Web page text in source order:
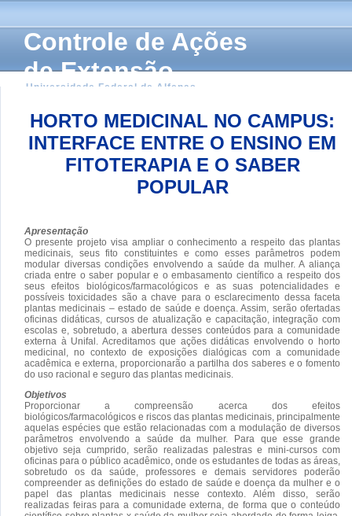
Controle de Ações
de Extensão
Universidade Federal de Alfenas
HORTO MEDICINAL NO CAMPUS:
INTERFACE ENTRE O ENSINO EM
FITOTERAPIA E O SABER
POPULAR
Apresentação
O presente projeto visa ampliar o conhecimento a respeito das plantas
medicinais, seus fito constituintes e como esses parâmetros podem
modular diversas condições envolvendo a saúde da mulher. A aliança
criada entre o saber popular e o embasamento científico a respeito dos
seus efeitos biológicos/farmacológicos e as suas potencialidades e
possíveis toxicidades são a chave para o esclarecimento dessa faceta
plantas medicinais – estado de saúde e doença. Assim, serão ofertadas
oficinas didáticas, cursos de atualização e capacitação, integração com
escolas e, sobretudo, a abertura desses conteúdos para a comunidade
externa à Unifal. Acreditamos que ações didáticas envolvendo o horto
medicinal, no contexto de exposições dialógicas com a comunidade
acadêmica e externa, proporcionarão a partilha dos saberes e o fomento
do uso racional e seguro das plantas medicinais.
Objetivos
Proporcionar a compreensão acerca dos efeitos
biológicos/farmacológicos e riscos das plantas medicinais, principalmente
aquelas espécies que estão relacionadas com a modulação de diversos
parâmetros envolvendo a saúde da mulher. Para que esse grande
objetivo seja cumprido, serão realizadas palestras e mini-cursos com
oficinas para o público acadêmico, onde os estudantes de todas as áreas,
sobretudo os da saúde, professores e demais servidores poderão
compreender as definições do estado de saúde e doença da mulher e o
papel das plantas medicinais nesse contexto. Além disso, serão
realizadas feiras para a comunidade externa, de forma que o conteúdo